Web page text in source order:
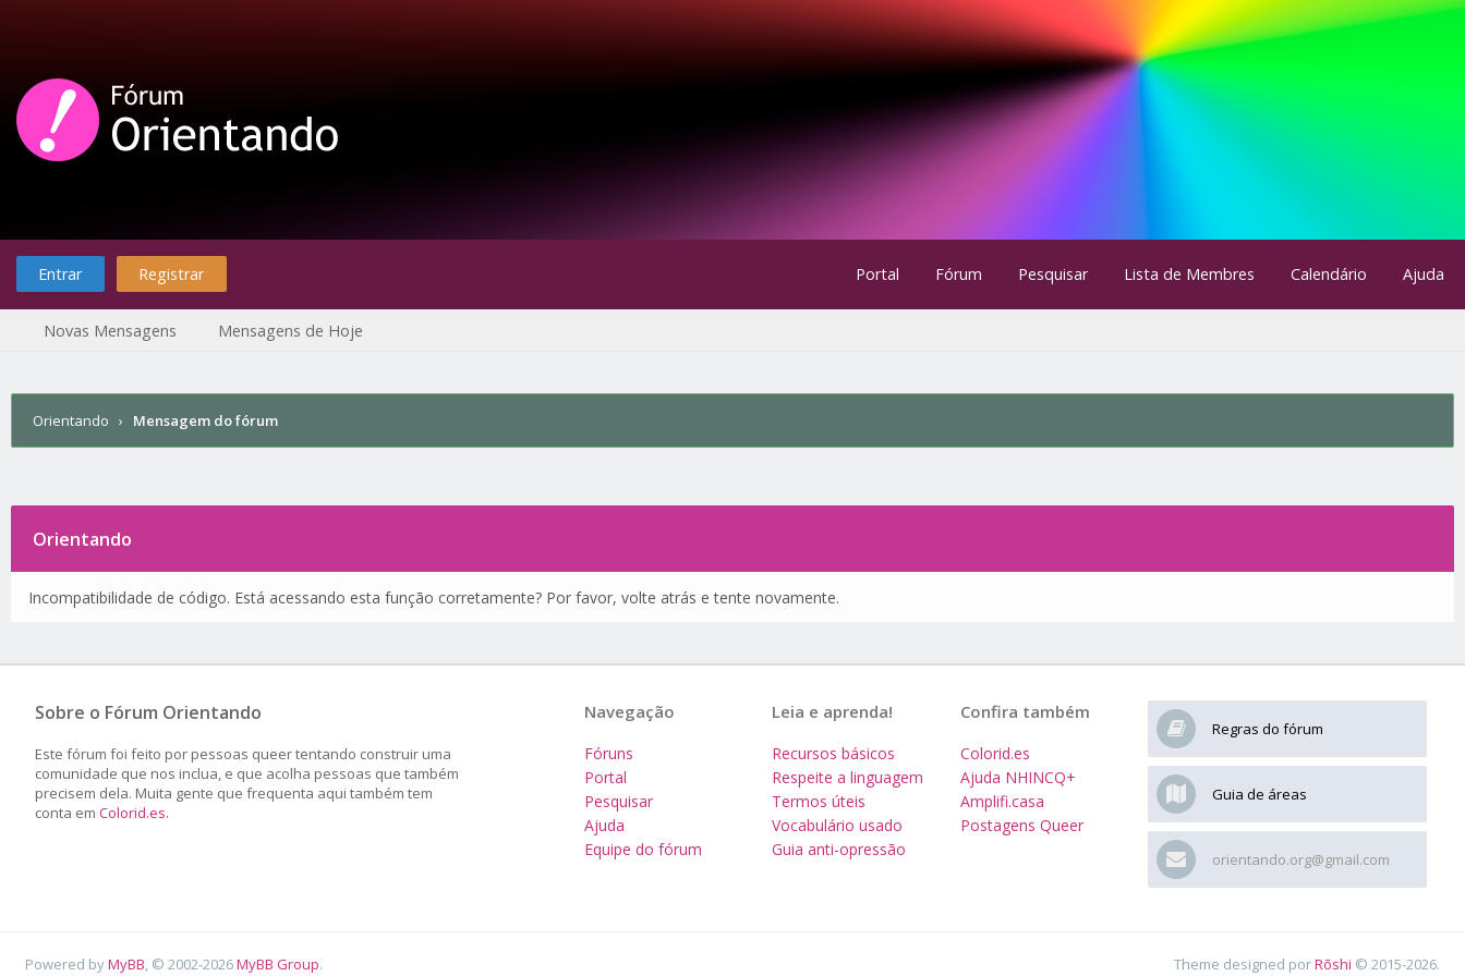
Entrar Registrar Portal Fórum Pesquisar Lista de Membres Calendário Ajuda
Novas Mensagens Mensagens de Hoje
Orientando › Mensagem do fórum
Orientando
Incompatibilidade de código. Está acessando esta função corretamente? Por favor, volte atrás e tente novamente.
Sobre o Fórum Orientando
Este fórum foi feito por pessoas queer tentando construir uma
comunidade que nos inclua, e que acolha pessoas que também
precisem dela. Muita gente que frequenta aqui também tem
conta em Colorid.es.
Regras do fórum
Guia de áreas
orientando.org@gmail.com
Confira também
Colorid.es
Ajuda NHINCQ+
Amplifi.casa
Postagens Queer
Leia e aprenda!
Recursos básicos
Respeite a linguagem
Termos úteis
Vocabulário usado
Guia anti-opressão
Navegação
Fóruns
Portal
Pesquisar
Ajuda
Equipe do fórum
Powered byMyBB , © 2002-2026MyBB Group. Theme designed porRōshi © 2015-2026.